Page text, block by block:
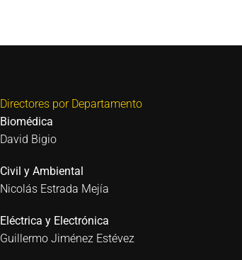
Directores por Departamento
Biomédica
David Bigio
Civil y Ambiental
Nicolás Estrada Mejía
Eléctrica y Electrónica
Guillermo Jiménez Estévez